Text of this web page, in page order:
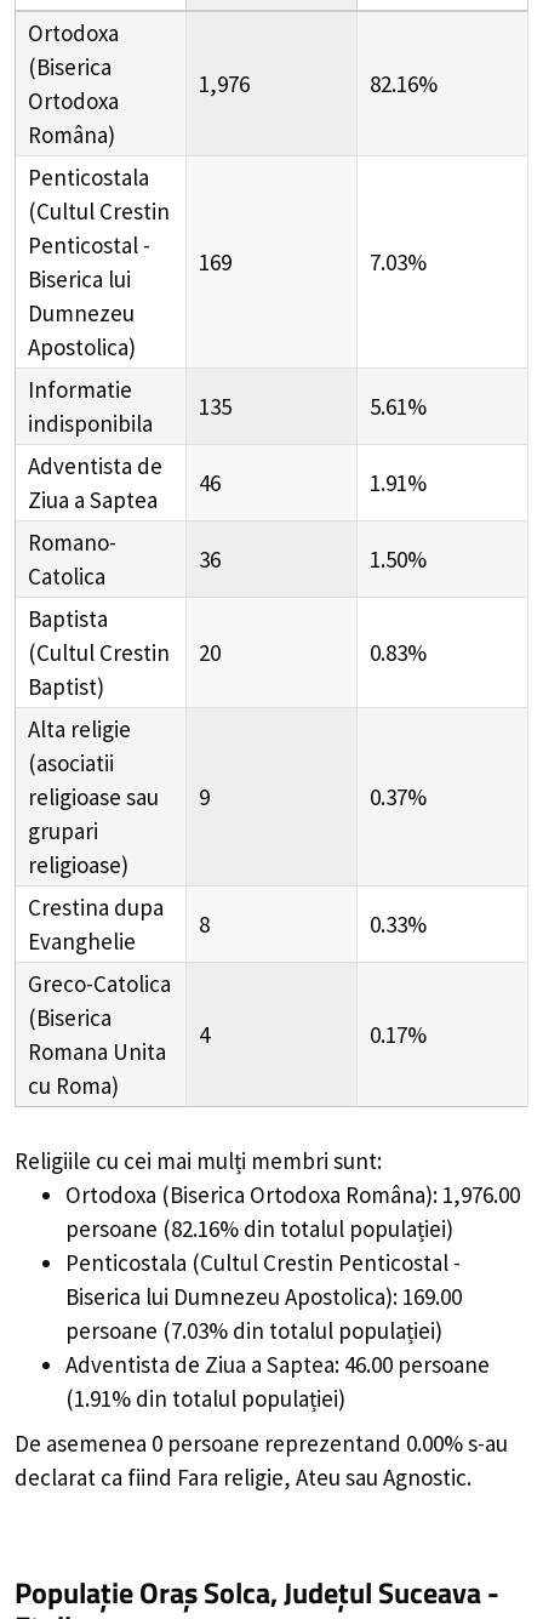
Ortodoxa
(Biserica
Ortodoxa
Româna)
1,976 82.16%
Penticostala
(Cultul Crestin
Penticostal -
Biserica lui
Dumnezeu
Apostolica)
169 7.03%
Informatie
indisponibila
135 5.61%
Adventista de
Ziua a Saptea
46 1.91%
Romano-
Catolica
36 1.50%
Baptista
(Cultul Crestin
Baptist)
20 0.83%
Alta religie
(asociatii
religioase sau
grupari
religioase)
9 0.37%
Crestina dupa
Evanghelie
8 0.33%
Greco-Catolica
(Biserica
Romana Unita
cu Roma)
4 0.17%
Religiile cu cei mai mulți membri sunt:
Ortodoxa (Biserica Ortodoxa Româna): 1,976.00
persoane (82.16% din totalul populației)
Penticostala (Cultul Crestin Penticostal -
Biserica lui Dumnezeu Apostolica): 169.00
persoane (7.03% din totalul populației)
Adventista de Ziua a Saptea: 46.00 persoane
(1.91% din totalul populației)
De asemenea 0 persoane reprezentand 0.00% s-au
declarat ca fiind Fara religie, Ateu sau Agnostic.
Populație Oraș Solca, Județul Suceava -